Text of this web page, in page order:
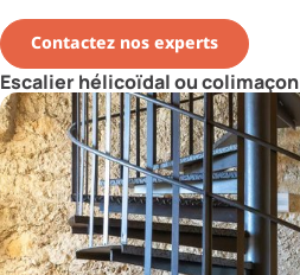
Contactez nos experts
Escalier hélicoïdal ou colimaçon